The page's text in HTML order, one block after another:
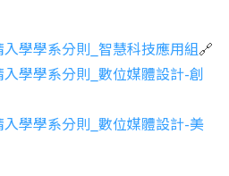
學學系分則 _智慧科技應用組🔗
學學系分則 _數位媒體設計-創
學學系分則 _數位媒體設計-美